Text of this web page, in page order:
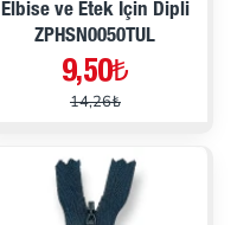
Elbise ve Etek İçin Dipli
ZPHSN0050TUL
9,50₺
14,26₺